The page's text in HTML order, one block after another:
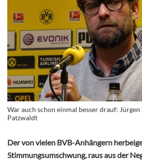
War auch schon einmal besser drauf:
Patzwaldt
Der von vielen BVB-Anhängern
Stimmungsumschwung, raus aus der